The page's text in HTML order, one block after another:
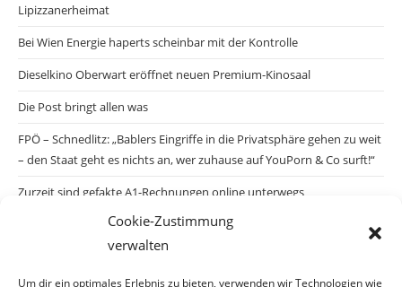
Cookie-Zustimmung
verwalten
Um dir ein optimales Erlebnis zu bieten, verwenden wir Technologien wie
Lipizzanerheimat
Bei Wien Energie haperts scheinbar mit der Kontrolle
Dieselkino Oberwart eröffnet neuen Premium-Kinosaal
Die Post bringt allen was
FPÖ – Schnedlitz: „Bablers Eingriffe in die Privatsphäre gehen zu weit
– den Staat geht es nichts an, wer zuhause auf YouPorn & Co surft!“
Zurzeit sind gefakte A1-Rechnungen online unterwegs
Salzburgs Juden und ihre Sicherheit: „Erst nach einem Anschlag wäre
die Gefahr endlich konkret!“
Biologisches Wunder in Ceuta